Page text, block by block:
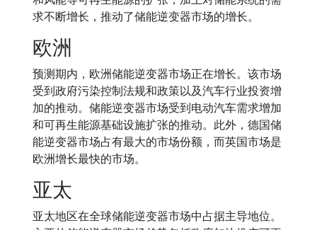
求不断增长，推动了储能逆变器市场的增长。
欧洲
预测期内，欧洲储能逆变器市场正在增长。该市场
受到政府污染控制法规和政策以及汽车行业投资增
加的推动。储能逆变器市场受到电动汽车需求增加
和可再生能源基础设施扩张的推动。此外，德国储
能逆变器市场占有最大的市场份额，而英国市场是
欧洲增长最快的市场。
亚太
亚太地区在全球储能逆变器市场中占据主导地位。